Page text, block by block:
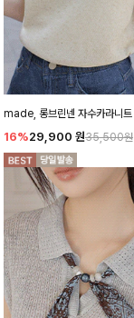
made, 롱브린넨 자수카라니트
16%29,900 원35,500원